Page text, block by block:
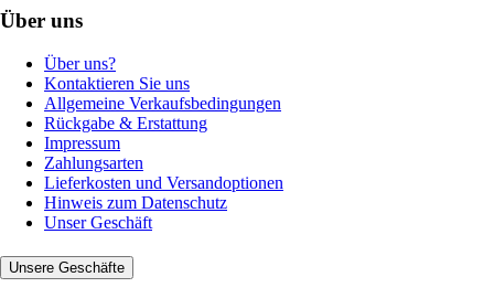
Über uns
Über uns?
Kontaktieren Sie uns
Allgemeine Verkaufsbedingungen
Rückgabe & Erstattung
Impressum
Zahlungsarten
Lieferkosten und Versandoptionen
Hinweis zum Datenschutz
Unser Geschäft
Unsere Geschäfte